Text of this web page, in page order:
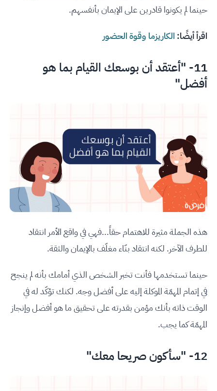
حينما لم يكونوا قادرين على الإيمان بأنفسهم.
اقرأ أيضًا: الكاريزما وقوة الحضور
11- "أعتقد أن بوسعك القيام بما هو
أفضل"
هذه الجملة مثيرة للاهتمام حقاً...فهي في واقع الأمر انتقاد
للطرف الآخر. لكنه انتقاد بنّاء مغلّف بالإيمان والثقة.
حينما تستخدمها فأنت تخبر الشخص الذي أمامك بأنه لم ينجح
في إتمام المهمّة الموكلة إليه على أفضل وجه. لكنك تؤكّد له في
الوقت ذاته بأنك مؤمن بقدرته على تحقيق ما هو أفضل وإنجاز
المهمّة كما يجب.
12- "سأكون صريحا معك"